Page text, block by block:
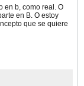
en b, como real. O
en B. O estoy
que se quiere